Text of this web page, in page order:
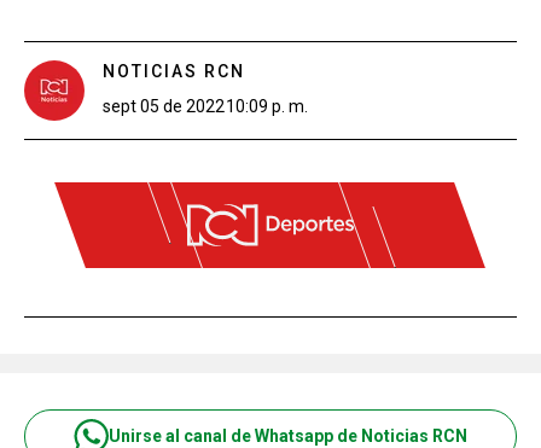
NOTICIAS RCN
sept 05 de 202210:09 p. m.
Unirse al canal de Whatsapp de Noticias RCN